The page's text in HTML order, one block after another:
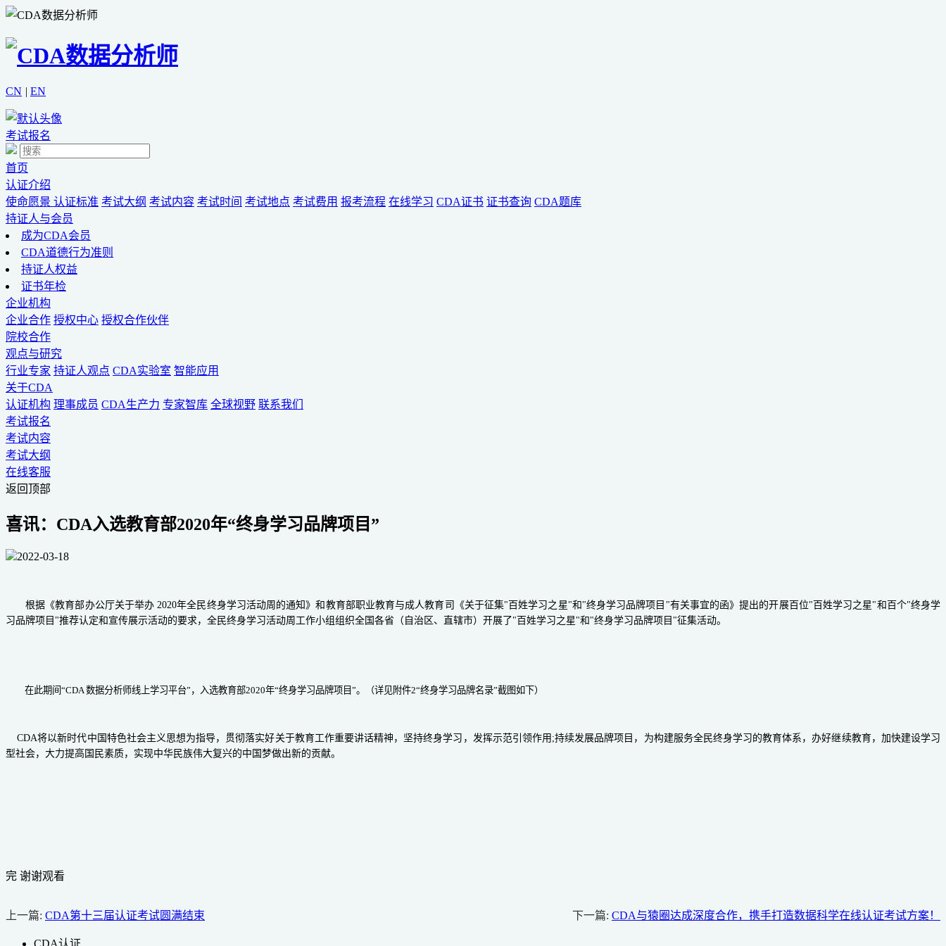
CN | EN
考试报名
首页
认证介绍
使命愿景 认证标准 考试大纲 考试内容 考试时间 考试地点 考试费用 报考流程 在线学习 CDA证书 证书查询 CDA题库
持证人与会员
成为CDA会员
CDA道德行为准则
持证人权益
证书年检
企业机构
企业合作 授权中心 授权合作伙伴
院校合作
观点与研究
行业专家 持证人观点 CDA实验室 智能应用
关于CDA
认证机构 理事成员 CDA生产力 专家智库 全球视野 联系我们
考试报名
考试内容
考试大纲
在线客服
返回顶部
喜讯：CDA入选教育部2020年“终身学习品牌项目”
2022-03-18
根据《教育部办公厅关于举办 2020年全民终身学习活动周的通知》和教育部职业教育与成人教育司《关于征集"百姓学习之星"和"终身学习品牌项目"有关事宜的函》提出的开展百位"百姓学习之星"和百个"终身学
习品牌项目"推荐认定和宣传展示活动的要求，全民终身学习活动周工作小组组织全国各省（自治区、直辖市）开展了"百姓学习之星"和"终身学习品牌项目"征集活动。
在此期间“CDA 数据分析师线上学习平台”，入选教育部2020年“终身学习品牌项目”。 （详见附件2“终身学习品牌名录”截图如下）
CDA将以新时代中国特色社会主义思想为指导，贯彻落实好关于教育工作重要讲话精神，坚持终身学习，发挥示范引领作用 ;持续发展品牌项目，为构建服务全民终身学习的教育体系，办好继续教育，加快建设学习
型社会，大力提高国民素质，实现中华民族伟大复兴的中国梦做出新的贡献。
完 谢谢观看
上一篇: CDA第十三届认证考试圆满结束 下一篇: CDA与猿圈达成深度合作，携手打造数据科学在线认证考试方案！
CDA认证